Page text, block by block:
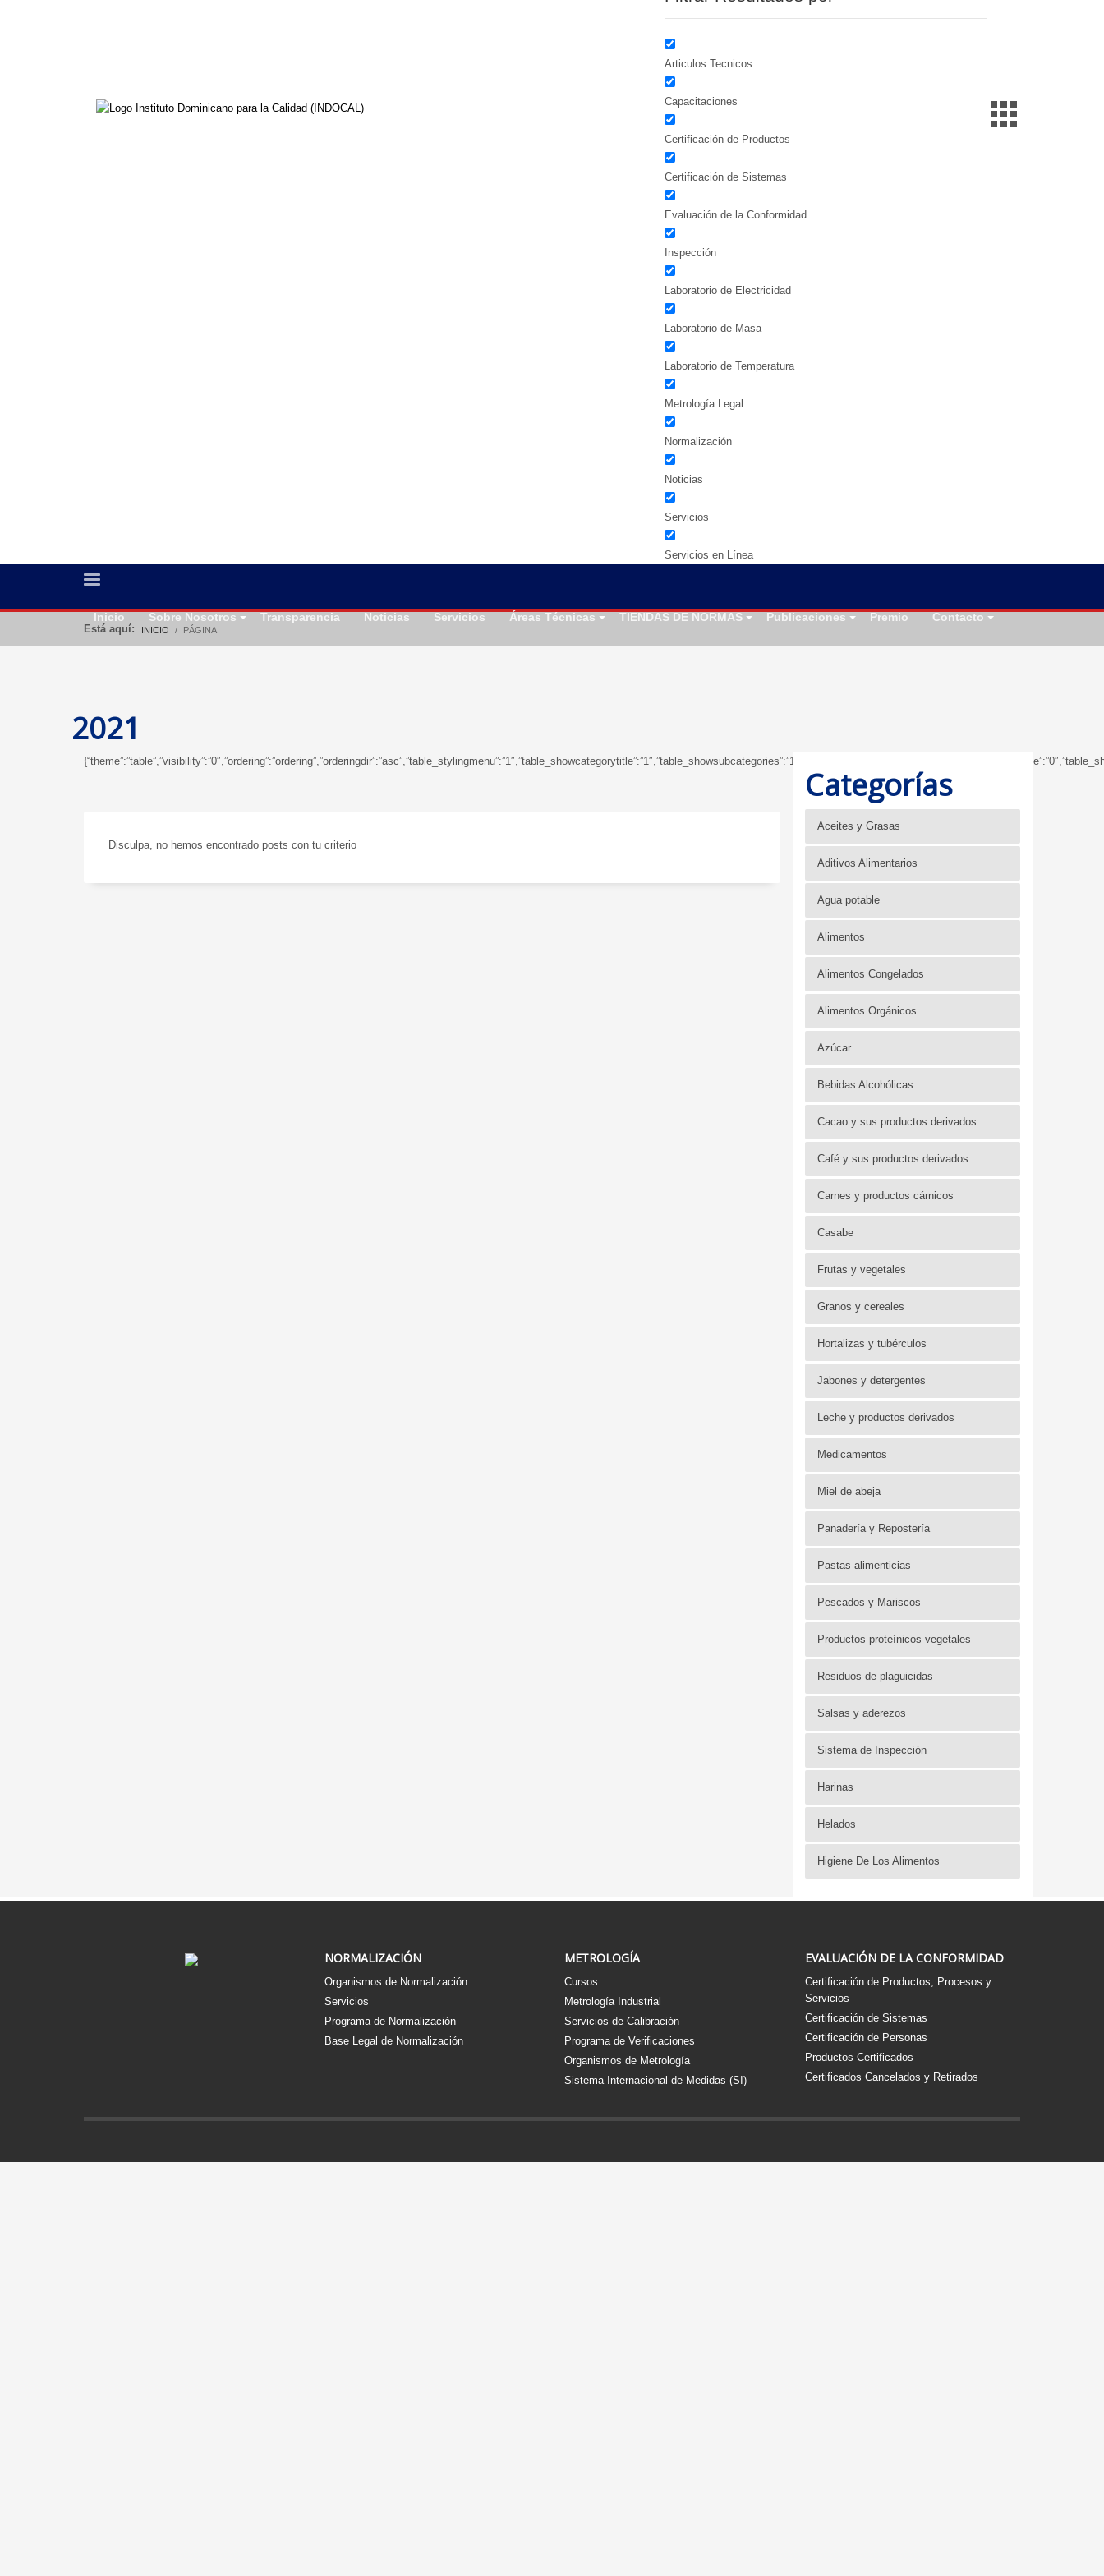
Articulos Tecnicos
Capacitaciones
Certificación de Productos
Certificación de Sistemas
Evaluación de la Conformidad
Inspección
Laboratorio de Electricidad
Laboratorio de Masa
Laboratorio de Temperatura
Metrología Legal
Normalización
Noticias
Servicios
Servicios en Línea
Inicio Sobre Nosotros Transparencia Noticias Servicios Áreas Técnicas TIENDAS DE NORMAS Publicaciones Premio Contacto
Está aquí: INICIO PÁGINA
2021
Disculpa, no hemos encontrado posts con tu criterio
Categorías
Aceites y Grasas
Aditivos Alimentarios
Agua potable
Alimentos
Alimentos Congelados
Alimentos Orgánicos
Azúcar
Bebidas Alcohólicas
Cacao y sus productos derivados
Café y sus productos derivados
Carnes y productos cárnicos
Casabe
Frutas y vegetales
Granos y cereales
Hortalizas y tubérculos
Jabones y detergentes
Leche y productos derivados
Medicamentos
Miel de abeja
Panadería y Repostería
Pastas alimenticias
Pescados y Mariscos
Productos proteínicos vegetales
Residuos de plaguicidas
Salsas y aderezos
Sistema de Inspección
Harinas
Helados
Higiene De Los Alimentos
NORMALIZACIÓN
Organismos de Normalización
Servicios
Programa de Normalización
Base Legal de Normalización
METROLOGÍA
Cursos
Metrología Industrial
Servicios de Calibración
Programa de Verificaciones
Organismos de Metrología
Sistema Internacional de Medidas (SI)
EVALUACIÓN DE LA CONFORMIDAD
Certificación de Productos, Procesos y
Servicios
Certificación de Sistemas
Certificación de Personas
Productos Certificados
Certificados Cancelados y Retirados